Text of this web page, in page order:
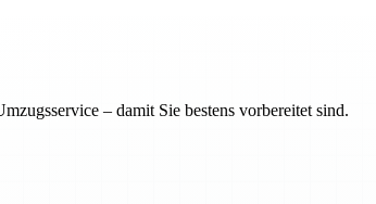
– damit Sie bestens vorbereitet sind.